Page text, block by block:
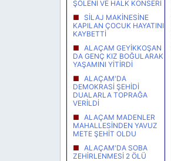
ŞÖLENİ VE HALK KONSERİ
SİLAJ MAKİNESİNE
KAPILAN ÇOCUK HAYATINI
KAYBETTİ
ALAÇAM GEYİKKOŞAN
DA GENÇ KIZ BOĞULARAK
YAŞAMINI YİTİRDİ
ALAÇAM'DA
DEMOKRASİ ŞEHİDİ
DUALARLA TOPRAĞA
VERİLDİ
ALAÇAM MADENLER
MAHALLESİNDEN YAVUZ
METE ŞEHİT OLDU
ALAÇAM'DA SOBA
ZEHİRLENMESİ 2 ÖLÜ